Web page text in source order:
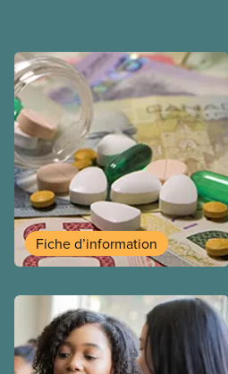
Fiche d’information